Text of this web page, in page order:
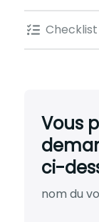
Checklist
Vous
ci-
nom du